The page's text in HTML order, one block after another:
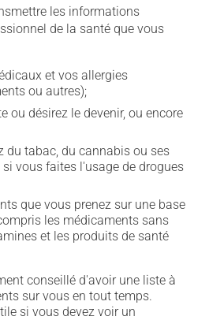
les informations
de la santé que vous
et vos allergies
ou autres);
ou désirez le devenir, ou encore
du tabac, du cannabis ou ses
vous faites l'usage de drogues
que vous prenez sur une base
les médicaments sans
et les produits de santé
conseillé d'avoir une liste à
sur vous en tout temps.
si vous devez voir un